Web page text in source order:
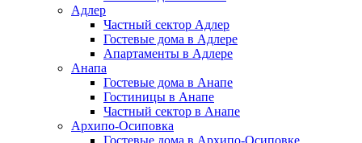
Адлер
Частный сектор Адлер
Гостевые дома в Адлере
Апартаменты в Адлере
Анапа
Гостевые дома в Анапе
Гостиницы в Анапе
Частный сектор в Анапе
Архипо-Осиповка
Гостевые дома в Архипо-Осиповке